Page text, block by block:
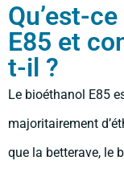
Qu’est-
E85 et
t-il ?
Le bioéthanol E85
majoritairement
que la betterave, le